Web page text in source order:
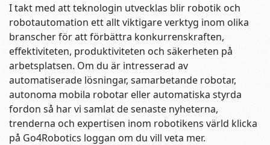
I takt med att teknologin utvecklas blir robotik och
robotautomation ett allt viktigare verktyg inom olika
branscher för att förbättra konkurrenskraften,
effektiviteten, produktiviteten och säkerheten på
arbetsplatsen. Om du är intresserad av
automatiserade lösningar, samarbetande robotar,
autonoma mobila robotar eller automatiska styrda
fordon så har vi samlat de senaste nyheterna,
trenderna och expertisen inom robotikens värld klicka
på Go4Robotics loggan om du vill veta mer.